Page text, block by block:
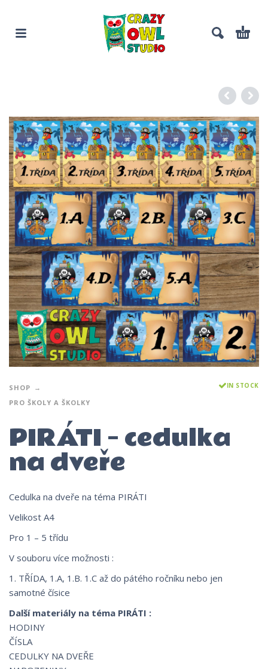
SHOP
PRO ŠKOLY A ŠKOLKY
IN STOCK
PIRÁTI – cedulka
na dveře
Cedulka na dveře na téma PIRÁTI
Velikost A4
Pro 1 – 5 třídu
V souboru více možnosti :
1. TŘÍDA, 1.A, 1.B. 1.C až do pátého ročníku nebo jen
samotné čísice
Další materiály na téma PIRÁTI :
HODINY
ČÍSLA
CEDULKY NA DVEŘE